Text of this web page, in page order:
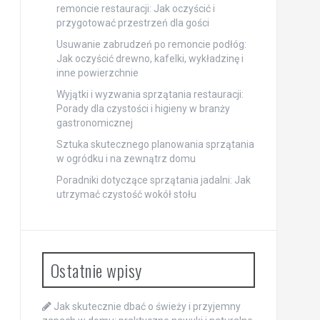
remoncie restauracji: Jak oczyścić i
przygotować przestrzeń dla gości
Usuwanie zabrudzeń po remoncie podłóg:
Jak oczyścić drewno, kafelki, wykładzinę i
inne powierzchnie
Wyjątki i wyzwania sprzątania restauracji:
Porady dla czystości i higieny w branży
gastronomicznej
Sztuka skutecznego planowania sprzątania
w ogródku i na zewnątrz domu
Poradniki dotyczące sprzątania jadalni: Jak
utrzymać czystość wokół stołu
Ostatnie wpisy
Jak skutecznie dbać o świeży i przyjemny